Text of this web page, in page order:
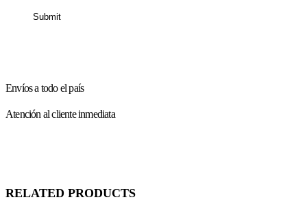
Envíos a todo el país
Atención al cliente inmediata
RELATED PRODUCTS